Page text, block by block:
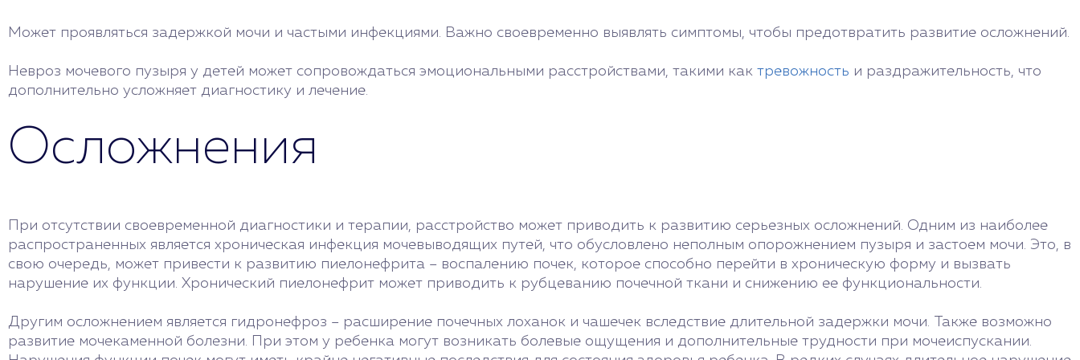
Может проявляться задержкой мочи и частыми инфекциями. Важно своевременно выявлять симптомы, чтобы предотвратить развитие осложнений.
Невроз мочевого пузыря у детей может сопровождаться эмоциональными расстройствами, такими как тревожность и раздражительность, что
дополнительно усложняет диагностику и лечение.
Осложнения
При отсутствии своевременной диагностики и терапии, расстройство может приводить к развитию серьезных осложнений. Одним из наиболее
распространенных является хроническая инфекция мочевыводящих путей, что обусловлено неполным опорожнением пузыря и застоем мочи. Это, в
свою очередь, может привести к развитию пиелонефрита – воспалению почек, которое способно перейти в хроническую форму и вызвать
нарушение их функции. Хронический пиелонефрит может приводить к рубцеванию почечной ткани и снижению ее функциональности.
Другим осложнением является гидронефроз – расширение почечных лоханок и чашечек вследствие длительной задержки мочи. Также возможно
развитие мочекаменной болезни. При этом у ребенка могут возникать болевые ощущения и дополнительные трудности при мочеиспускании.